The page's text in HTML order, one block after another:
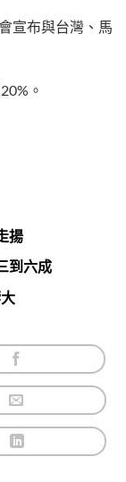
宣布與台灣、馬
。
揚
到六成